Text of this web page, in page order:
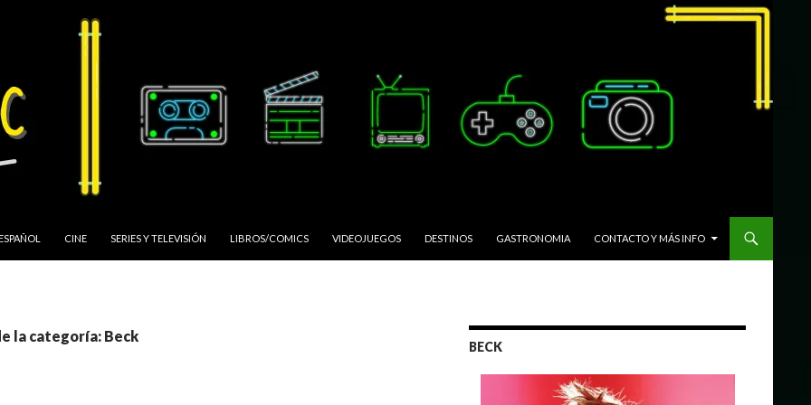
CINE SERIES Y TELEVISIÓN LIBROS/COMICS VIDEOJUEGOS DESTINOS GASTRONOMIA CONTACTO Y MÁS INFO
la categoría: Beck
BECK